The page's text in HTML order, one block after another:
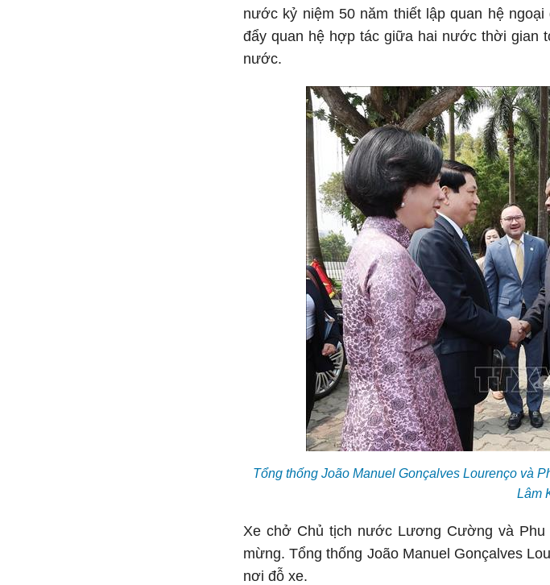
nước kỷ niệm 50 năm thiết lập quan hệ
đẩy quan hệ hợp tác giữa hai nước thời gian
nước.
Tổng thống João Manuel Gonçalves Lourenço và
Lâm
Xe chở Chủ tịch nước Lương Cường và Phu
mừng. Tổng thống João Manuel Gonçalves
nơi đỗ xe.